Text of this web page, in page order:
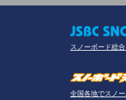
スノーボード総
全国各地でスノ